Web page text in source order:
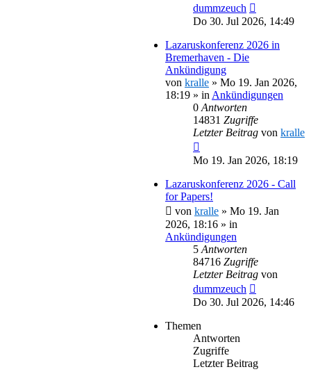
dummzeuch
Do 30. Jul 2026, 14:49
Lazaruskonferenz 2026 in
Bremerhaven - Die
Ankündigung
von kralle » Mo 19. Jan 2026,
18:19 » in Ankündigungen
0 Antworten
14831 Zugriffe
Letzter Beitrag von kralle
Mo 19. Jan 2026, 18:19
Lazaruskonferenz 2026 - Call
for Papers!
von kralle » Mo 19. Jan
2026, 18:16 » in
Ankündigungen
5 Antworten
84716 Zugriffe
Letzter Beitrag von
dummzeuch
Do 30. Jul 2026, 14:46
Themen
Antworten
Zugriffe
Letzter Beitrag